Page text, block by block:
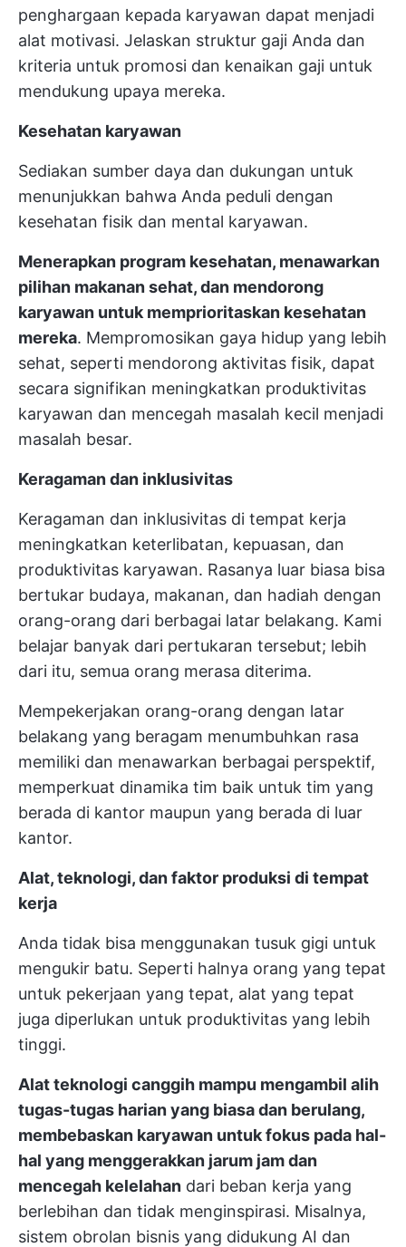
penghargaan kepada karyawan dapat menjadi
alat motivasi. Jelaskan struktur gaji Anda dan
kriteria untuk promosi dan kenaikan gaji untuk
mendukung upaya mereka.
Kesehatan karyawan
Sediakan sumber daya dan dukungan untuk
menunjukkan bahwa Anda peduli dengan
kesehatan fisik dan mental karyawan.
Menerapkan program kesehatan, menawarkan
pilihan makanan sehat, dan mendorong
karyawan untuk memprioritaskan kesehatan
mereka. Mempromosikan gaya hidup yang lebih
sehat, seperti mendorong aktivitas fisik, dapat
secara signifikan meningkatkan produktivitas
karyawan dan mencegah masalah kecil menjadi
masalah besar.
Keragaman dan inklusivitas
Keragaman dan inklusivitas di tempat kerja
meningkatkan keterlibatan, kepuasan, dan
produktivitas karyawan. Rasanya luar biasa bisa
bertukar budaya, makanan, dan hadiah dengan
orang-orang dari berbagai latar belakang. Kami
belajar banyak dari pertukaran tersebut; lebih
dari itu, semua orang merasa diterima.
Mempekerjakan orang-orang dengan latar
belakang yang beragam menumbuhkan rasa
memiliki dan menawarkan berbagai perspektif,
memperkuat dinamika tim baik untuk tim yang
berada di kantor maupun yang berada di luar
kantor.
Alat, teknologi, dan faktor produksi di tempat
kerja
Anda tidak bisa menggunakan tusuk gigi untuk
mengukir batu. Seperti halnya orang yang tepat
untuk pekerjaan yang tepat, alat yang tepat
juga diperlukan untuk produktivitas yang lebih
tinggi.
Alat teknologi canggih mampu mengambil alih
tugas-tugas harian yang biasa dan berulang,
membebaskan karyawan untuk fokus pada hal-
hal yang menggerakkan jarum jam dan
mencegah kelelahan dari beban kerja yang
berlebihan dan tidak menginspirasi. Misalnya,
sistem obrolan bisnis yang didukung AI dan